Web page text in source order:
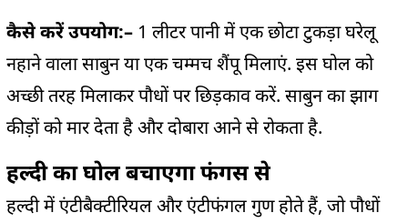
कैसे करें उपयोग:– 1 लीटर पानी में एक छोटा टुकड़ा घरेलू
नहाने वाला साबुन या एक चम्मच शैंपू मिलाएं. इस घोल को
अच्छी तरह मिलाकर पौधों पर छिड़काव करें. साबुन का झाग
कीड़ों को मार देता है और दोबारा आने से रोकता है.
हल्दी का घोल बचाएगा फंगस से
हल्दी में एंटीबैक्टीरियल और एंटीफंगल गुण होते हैं, जो पौधों